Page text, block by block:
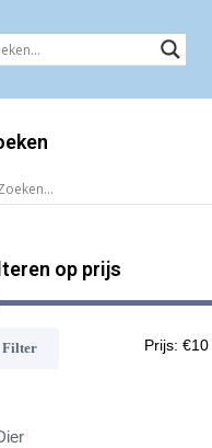
op prijs
Filter Prijs: €10